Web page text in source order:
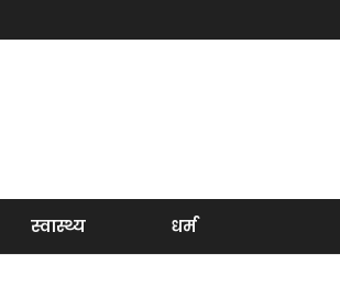
स्वास्थ्य धर्म